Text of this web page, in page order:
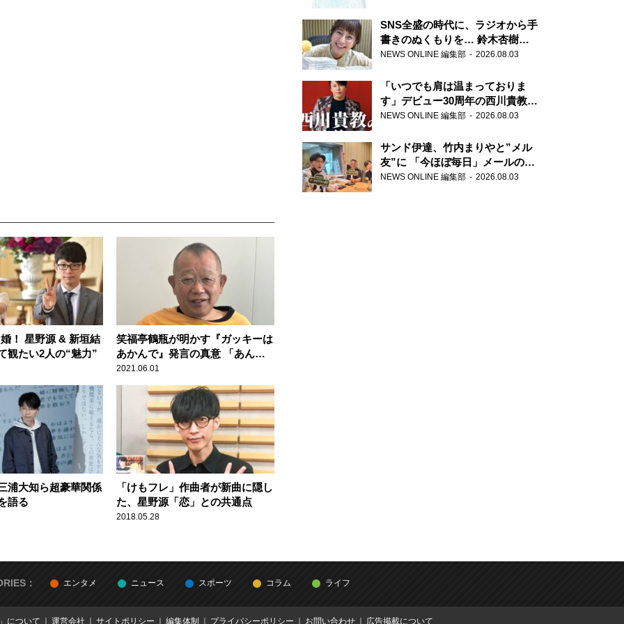
！ 星野源 & 新垣結
たい2人の“魅力”
笑福亭鶴瓶が明かす『ガッキーは
あかんで』発言の真意 「あんな
シンデレラみたいな人と……」
2021.06.01
浦大知ら超豪華関係
語る
「けもフレ」作曲者が新曲に隠し
た、星野源「恋」との共通点
2018.05.28
SNS全盛の時代に、ラジオから手
書きのぬくもりを… 鈴木杏樹の
直筆はがきが届く！
郵便局
NEWS ONLINE 編集部 2026.08.03
「いつでも肩は温まっておりま
す」デビュー30周年の西川貴教が
『オールナイトニッポン』に登
NEWS ONLINE 編集部 2026.08.03
サンド伊達、竹内まりやと”メル
友”に 「今ほぼ毎日」メールのや
り取り明かす
NEWS ONLINE 編集部 2026.08.03
： エンタメ ニュース スポーツ コラム ライフ
について 運営会社 サイトポリシー 編集体制 プライバシーポリシー お問い合わせ 広告掲載について